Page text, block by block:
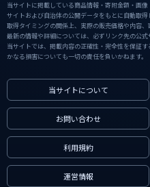
当サイトに掲載している商品情報・寄附金額・画
サイトおよび自治体の公開データをもとに自動取得
取得タイミングの関係上、実際の販売価格や内容、
最新の情報や詳細については、必ずリンク先の公式
当サイトでは、掲載内容の正確性・完全性を保証
かなる損害についても一切の責任を負いかねます。
当サイトについて
お問い合わせ
利用規約
運営情報